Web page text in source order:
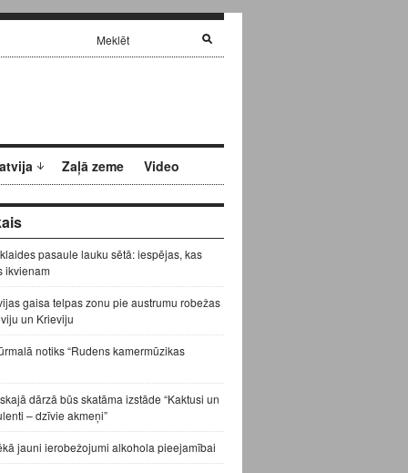
Zaļā zeme Video
pasaule lauku sētā: iespējas, kas
ikvienam
gaisa telpas zonu pie austrumu robežas
un Krieviju
notiks “Rudens kamermūzikas
dārzā būs skatāma izstāde “Kaktusi un
– dzīvie akmeņi”
jauni ierobežojumi alkohola pieejamībai